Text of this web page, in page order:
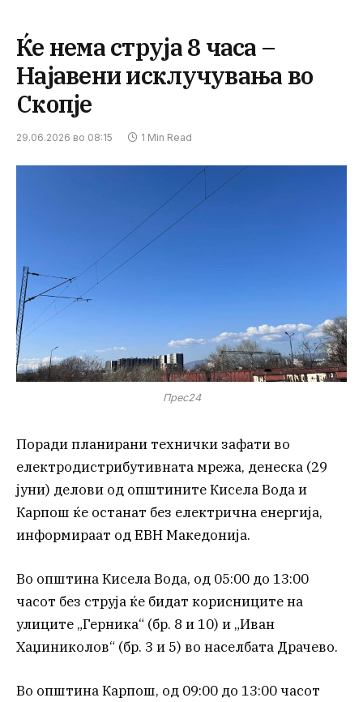
Ќе нема струја 8 часа –
Најавени исклучувања во
Скопје
29.06.2026 во 08:15 1 Min Read
Прес24
Поради планирани технички зафати во
електродистрибутивната мрежа, денеска (29
јуни) делови од општините Кисела Вода и
Карпош ќе останат без електрична енергија,
информираат од ЕВН Македонија.
Во општина Кисела Вода, од 05:00 до 13:00
часот без струја ќе бидат корисниците на
улиците „Герника“ (бр. 8 и 10) и „Иван
Хаџиниколов“ (бр. 3 и 5) во населбата Драчево.
Во општина Карпош, од 09:00 до 13:00 часот